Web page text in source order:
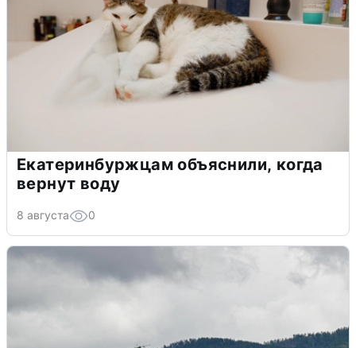
Екатеринбуржцам объяснили, когда
вернут воду
8 августа 0